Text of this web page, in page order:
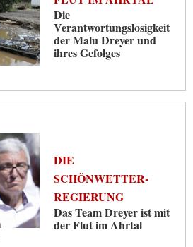
Die
Verantwortungslosigkeit
der Malu Dreyer und
ihres Gefolges
DIE
SCHÖNWETTER-
REGIERUNG
Das Team Dreyer ist mit
der Flut im Ahrtal